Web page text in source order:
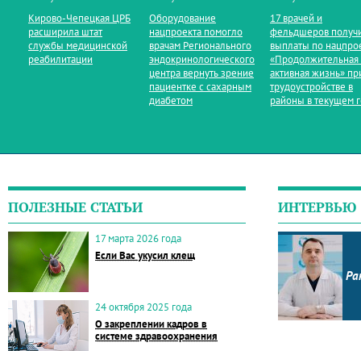
Кирово‑Чепецкая ЦРБ
расширила штат
службы медицинской
реабилитации
Оборудование
нацпроекта помогло
врачам Регионального
эндокринологического
центра вернуть зрение
пациентке с сахарным
диабетом
17 врачей и
фельдшеров
выплаты по
«Продолжительная
активная жизнь»
трудоустройстве в
районы в текущем
ПОЛЕЗНЫЕ СТАТЬИ
17 марта 2026 года
Если Вас укусил клещ
24 октября 2025 года
О закреплении кадров в
системе здравоохранения
ИНТЕРВЬЮ